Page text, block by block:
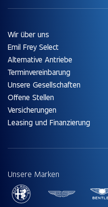
Wir über uns
Emil Frey Select
Alternative Antriebe
Terminvereinbarung
Unsere Gesellschaften
Offene Stellen
Versicherungen
Leasing und Finanzierung
Unsere Marken